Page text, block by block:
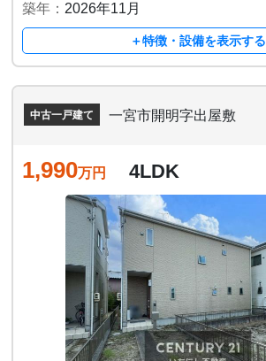
築年： 2026年11月
＋特徴・設備を表示する
中古一戸建て 一宮市開明字出屋敷
1,990万円 4LDK